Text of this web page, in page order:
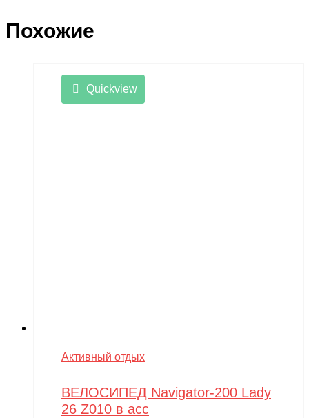
Похожие
Quickview
Активный отдых
ВЕЛОСИПЕД Navigator-200 Lady
26 Z010 в асс